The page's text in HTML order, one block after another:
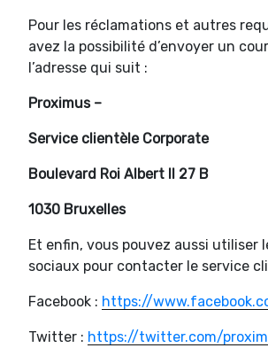
Pour les réclamations et autres
avez la possibilité d’envoyer un
l’adresse qui suit :
Proximus –
Service clientèle Corporate
Boulevard Roi Albert II 27 B
1030 Bruxelles
Et enfin, vous pouvez aussi utiliser
sociaux pour contacter le service
Facebook : https://
Twitter : https://twitter.com/